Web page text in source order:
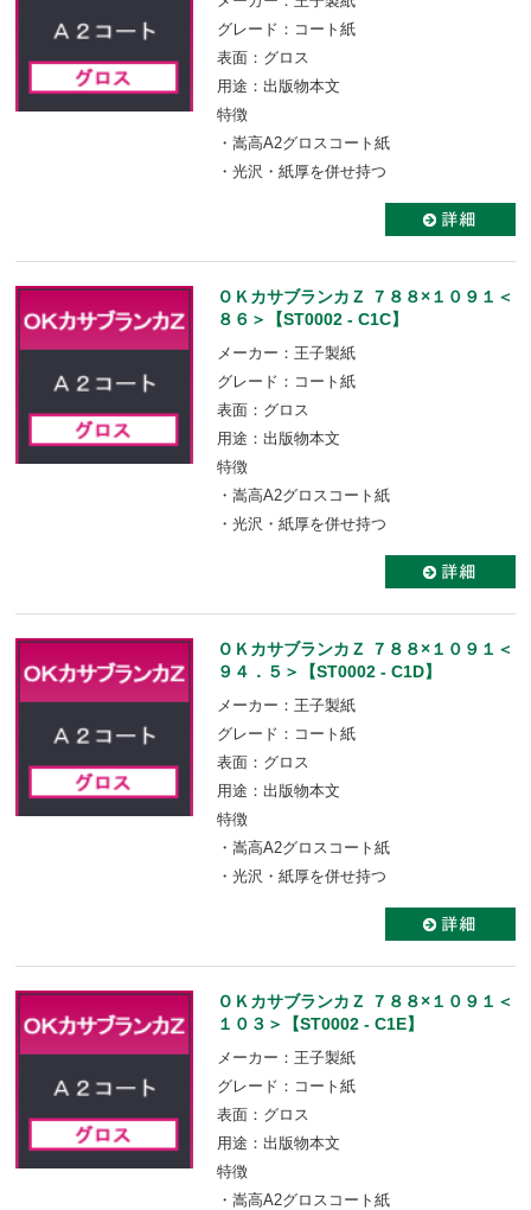
グレード：コート紙
表面：グロス
用途：出版物本文
特徴
・嵩高A2グロスコート紙
・光沢・紙厚を併せ持つ
ＯＫカサブランカＺ ７８８×１０９１＜
８６＞【ST0002 - C1C】
メーカー：王子製紙
グレード：コート紙
表面：グロス
用途：出版物本文
特徴
・嵩高A2グロスコート紙
・光沢・紙厚を併せ持つ
ＯＫカサブランカＺ ７８８×１０９１＜
９４．５＞【ST0002 - C1D】
メーカー：王子製紙
グレード：コート紙
表面：グロス
用途：出版物本文
特徴
・嵩高A2グロスコート紙
・光沢・紙厚を併せ持つ
ＯＫカサブランカＺ ７８８×１０９１＜
１０３＞【ST0002 - C1E】
メーカー：王子製紙
グレード：コート紙
表面：グロス
用途：出版物本文
特徴
・嵩高A2グロスコート紙